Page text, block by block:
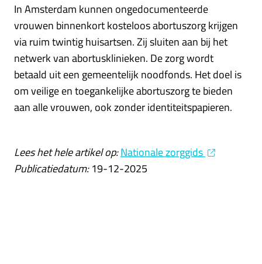
In Amsterdam kunnen ongedocumenteerde
vrouwen binnenkort kosteloos abortuszorg krijgen
via ruim twintig huisartsen. Zij sluiten aan bij het
netwerk van abortusklinieken. De zorg wordt
betaald uit een gemeentelijk noodfonds. Het doel is
om veilige en toegankelijke abortuszorg te bieden
aan alle vrouwen, ook zonder identiteitspapieren.
Lees het hele artikel op:Nationale zorggids
Publicatiedatum:19-12-2025